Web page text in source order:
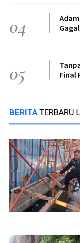
04
05
Final
BERITA TERBARU